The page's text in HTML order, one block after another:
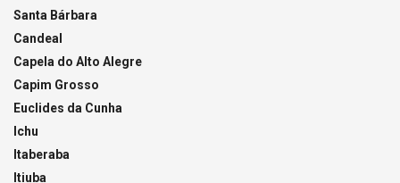
Santa Bárbara
Candeal
Capela do Alto Alegre
Capim Grosso
Euclides da Cunha
Ichu
Itaberaba
Itiuba